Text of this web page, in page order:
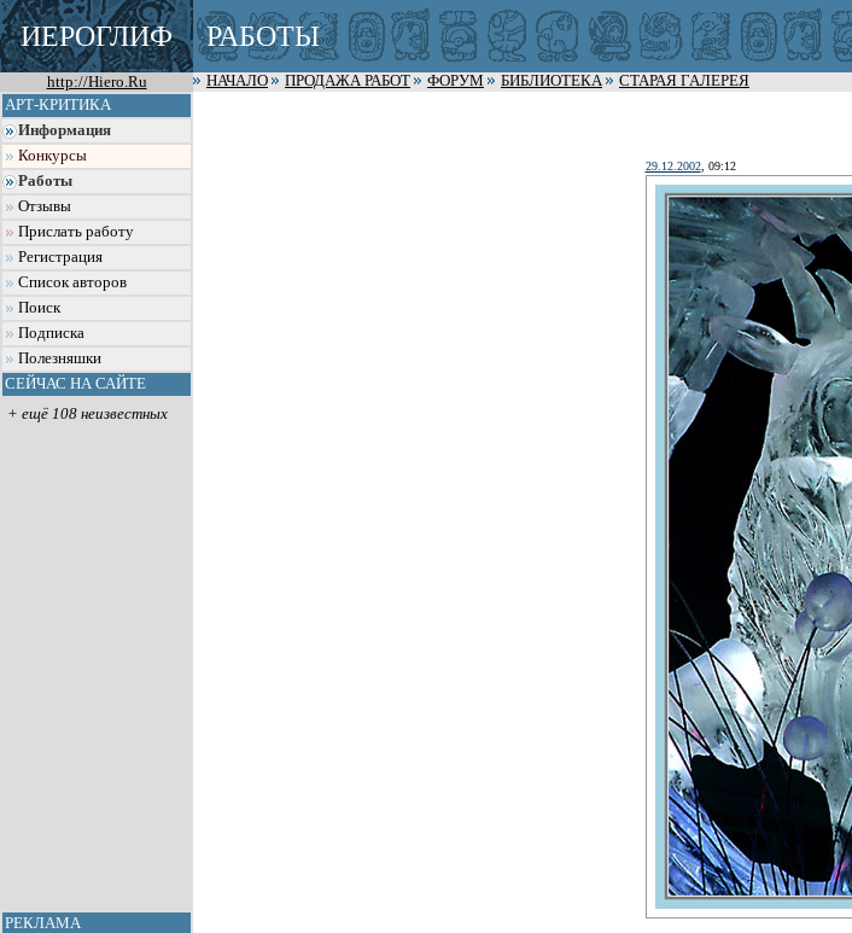
ИЕРОГЛИФ РАБОТЫ
http://Hiero.Ru НАЧАЛО ПРОДАЖА РАБОТ ФОРУМ БИБЛИОТЕКА
СТАРАЯ ГАЛЕРЕЯ
АРТ-КРИТИКА
Информация
Конкурсы
Работы
Отзывы
Прислать работу
Регистрация
Список авторов
Поиск
Подписка
Полезняшки
СЕЙЧАС НА САЙТЕ
+ ещё 108 неизвестных
РЕКЛАМА
29.12.2002, 09:12